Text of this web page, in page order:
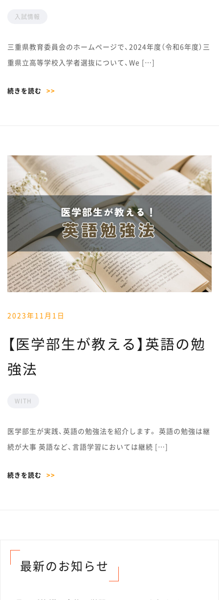
入試情報
三重県教育委員会のホームページで、2024年度（令和6年度）三
重県立高等学校入学者選抜について、We […]
続きを読む >>
2023年11月1日
【医学部生が教える】英語の勉
強法
WITH
医学部生が実践、英語の勉強法を紹介します。 英語の勉強は継
続が大事 英語など、言語学習においては継続 […]
続きを読む >>
最新のお知らせ